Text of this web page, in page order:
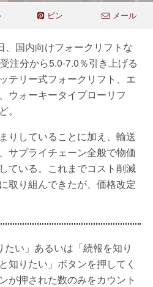
ピン メール
、国内向けフォークリフトな
注分から5.0-7.0％引き上げる
テリー式フォークリフト、エ
ウォーキータイプローリフ
。
りしていることに加え、輸送
サプライチェーン全般で物価
ている。これまでコスト削減
取り組んできたが、価格改定
い」あるいは「続報を知り
知りたい」ボタンを押してく
が押された数のみをカウント